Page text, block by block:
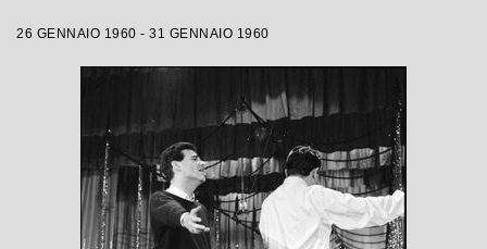
26 GENNAIO 1960 - 31 GENNAIO 1960